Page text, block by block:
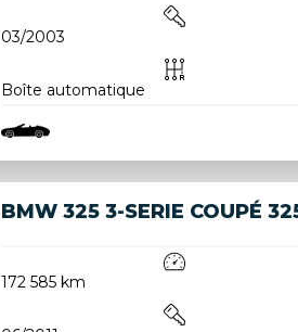
03/2003
Boîte automatique
BMW 325 3-SERIE COUPÉ
172 585 km